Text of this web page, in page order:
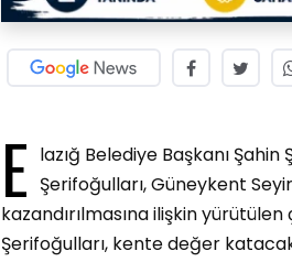
E lazığ Belediye Başkanı
Şerifoğulları, Güneykent
kazandırılmasına ilişkin
Şerifoğulları, kente değer